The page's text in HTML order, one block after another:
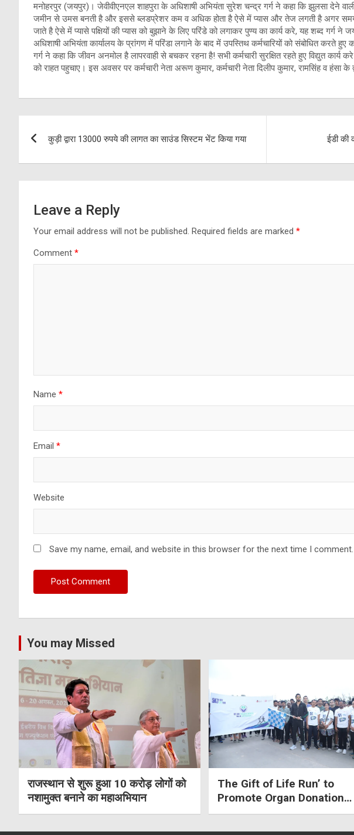
मनोहरपुर (जयपुर)। जेवीवीएनएल शाहपुरा के अधिशाषी अभियंता सुरेश चन्द्र गर्ग ने कहा कि झुलसा देने
जमीन से उमस बनती है और इससे ब्लडप्रेशर कम व अधिक होता है ऐसे में प्यास और तेज लगती है अगर समय
जाते है ऐसे में प्यासे पक्षियों की प्यास को बुझाने के लिए परिंडे को लगाकर पुण्य का कार्य करे, यह शब्द गर्ग ने
अधिशाषी अभियंता कार्यालय के प्रांगण में परिंडा लगाने के बाद में उपस्तिथ कर्मचारियों को संबोधित करते हुए
गर्ग ने कहा कि जीवन अनमोल है लापरवाही से बचकर रहना है! सभी कर्मचारी सुरक्षित रहते हुए विद्युत
को राहत पहुचाए। इस अवसर पर कर्मचारी नेता अरूण कुमार, कर्मचारी नेता दिलीप कुमार, रामसिंह व हंसा के
navigation
कुड़ी द्वारा 13000 रुपये की लागत का साउंड सिस्टम भेंट किया गया ईडी की
Leave a Reply
Your email address will not be published. Required fields are marked *
Comment *
Name *
Email *
Website
Save my name, email, and website in this browser for the next time I comment.
You may Missed
राजस्थान से शुरू हुआ 10 करोड़ लोगों को
नशामुक्त बनाने का महाअभियान
The Gift of Life Run’ to
Promote Organ Donation
Awareness